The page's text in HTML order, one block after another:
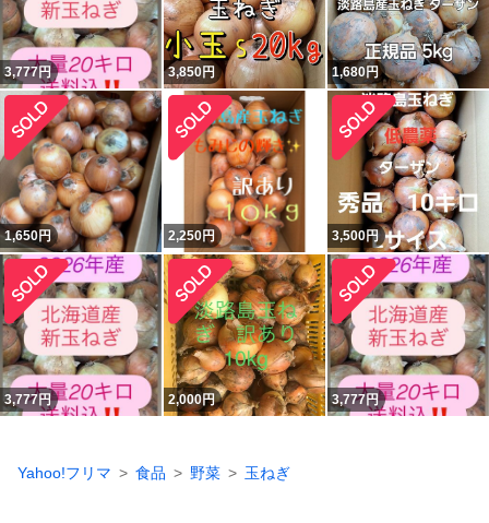
3,777円 3,850円 1,680円
1,650円 2,250円 3,500円
3,777円 2,000円 3,777円
Yahoo!フリマ 食品 野菜 玉ねぎ